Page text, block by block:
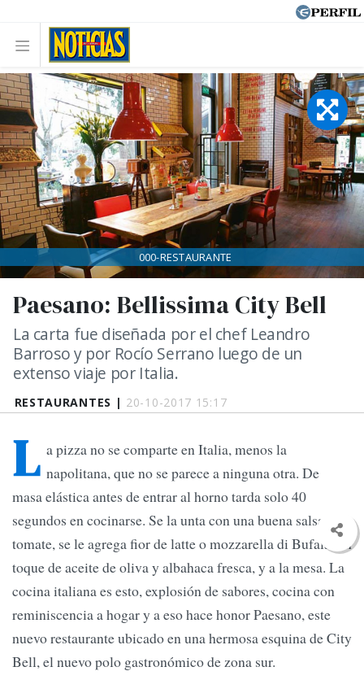
RESTAURANTES | 20-10-2017 15:17
Paesano: Bellissima City Bell
La carta fue diseñada por el chef Leandro
Barroso y por Rocío Serrano luego de un
extenso viaje por Italia.
000-RESTAURANTE
L a pizza no se comparte en Italia, menos la
napolitana, que no se parece a ninguna otra. De
masa elástica antes de entrar al horno tarda solo 40
segundos en cocinarse. Se la unta con una buena salsa de
tomate, se le agrega fior de latte o mozzarella di Bufala, un
toque de aceite de oliva y albahaca fresca, y a la mesa. La
cocina italiana es esto, explosión de sabores, cocina con
reminiscencia a hogar y a eso hace honor Paesano, este
nuevo restaurante ubicado en una hermosa esquina de City
Bell, el nuevo polo gastronómico de zona sur.